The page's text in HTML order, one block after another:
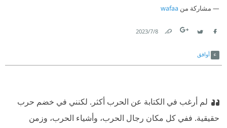
مشاركة من wafaa
8‏/7‏/2023
أوافق
‫لم أرغب في الكتابة عن الحرب أكثر. لكنني في خضم حرب
حقيقية. ففي كل مكان رجال الحرب، وأشياء الحرب، وزمن